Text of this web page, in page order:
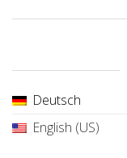
Deutsch
English (US)